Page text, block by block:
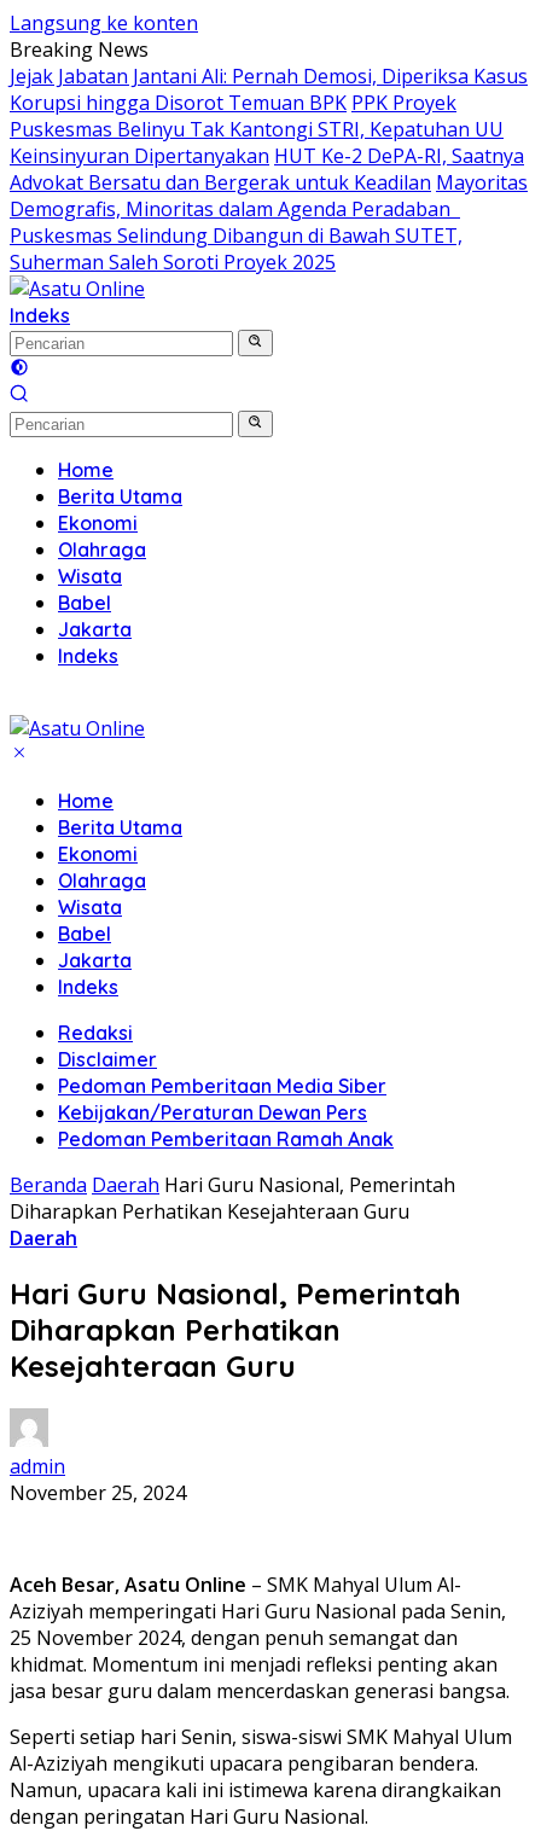
Langsung ke konten
Breaking News
Jejak Jabatan Jantani Ali: Pernah Demosi, Diperiksa Kasus
Korupsi hingga Disorot Temuan BPK PPK Proyek
Puskesmas Belinyu Tak Kantongi STRI, Kepatuhan UU
Keinsinyuran Dipertanyakan HUT Ke-2 DePA-RI, Saatnya
Advokat Bersatu dan Bergerak untuk Keadilan Mayoritas
Demografis, Minoritas dalam Agenda Peradaban
Puskesmas Selindung Dibangun di Bawah SUTET,
Suherman Saleh Soroti Proyek 2025
Indeks
Home
Berita Utama
Ekonomi
Olahraga
Wisata
Babel
Jakarta
Indeks
Home
Berita Utama
Ekonomi
Olahraga
Wisata
Babel
Jakarta
Indeks
Redaksi
Disclaimer
Pedoman Pemberitaan Media Siber
Kebijakan/Peraturan Dewan Pers
Pedoman Pemberitaan Ramah Anak
Beranda Daerah Hari Guru Nasional, Pemerintah
Diharapkan Perhatikan Kesejahteraan Guru
Daerah
Hari Guru Nasional, Pemerintah
Diharapkan Perhatikan
Kesejahteraan Guru
admin
November 25, 2024
Aceh Besar, Asatu Online – SMK Mahyal Ulum Al-
Aziziyah memperingati Hari Guru Nasional pada Senin,
25 November 2024, dengan penuh semangat dan
khidmat. Momentum ini menjadi refleksi penting akan
jasa besar guru dalam mencerdaskan generasi bangsa.
Seperti setiap hari Senin, siswa-siswi SMK Mahyal Ulum
Al-Aziziyah mengikuti upacara pengibaran bendera.
Namun, upacara kali ini istimewa karena dirangkaikan
dengan peringatan Hari Guru Nasional.